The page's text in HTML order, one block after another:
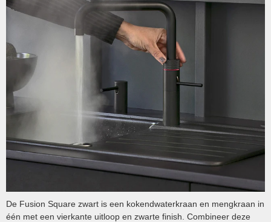
De Fusion Square zwart is een kokendwaterkraan en mengkraan in
één met een vierkante uitloop en zwarte finish. Combineer deze